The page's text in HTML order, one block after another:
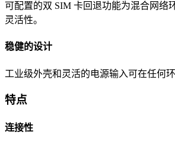
可配置的双 SIM 卡回退功能为混合网络
灵活性。
稳健的设计
工业级外壳和灵活的电源输入可在任何
特点
连接性